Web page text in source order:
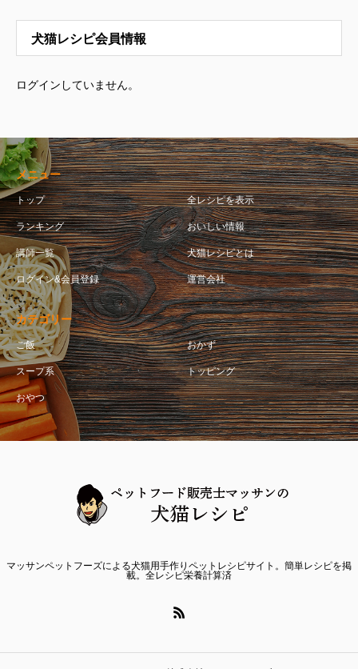
犬猫レシピ会員情報
ログインしていません。
メニュー
トップ 全レシピを表示
ランキング おいしい情報
講師一覧 犬猫レシピとは
ログイン&会員登録 運営会社
カテゴリー
ご飯 おかず
スープ系 トッピング
おやつ
マッサンペットフーズによる犬猫用手作りペットレシピサイト。簡単レシピを掲
載。全レシピ栄養計算済